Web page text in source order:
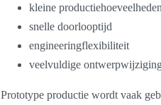
kleine productiehoeveelheden
snelle doorlooptijd
engineeringflexibiliteit
veelvuldige
Prototype productie wordt vaak